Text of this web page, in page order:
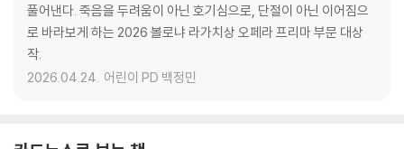
풀어낸다. 죽음을 두려움이 아닌 호기심으로, 단절이 아닌 이어짐으
로 바라보게 하는 2026 볼로냐 라가치상 오페라 프리마 부문 대상
작.
2026.04.24. 어린이 PD 백정민